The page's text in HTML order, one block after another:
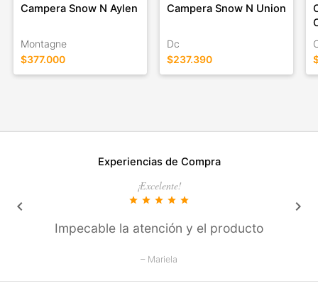
Campera Snow N Aylen
Montagne
$377.000
Campera Snow N Union
Dc
$237.390
Experiencias de Compra
¡Excelente!
star star star star star
Impecable la atención y el producto
– Mariela
keyboard_arrow_left keyboard_arrow_right